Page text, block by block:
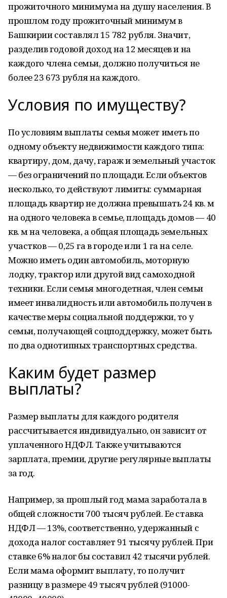
прожиточного минимума на душу населения. В
прошлом году прожиточный минимум в
Башкирии составлял 15 782 рубля. Значит,
разделив годовой доход на 12 месяцев и на
каждого члена семьи, должно получиться не
более 23 673 рубля на каждого.
Условия по имуществу?
По условиям выплаты семья может иметь по
одному объекту недвижимости каждого типа:
квартиру, дом, дачу, гараж и земельный участок
— без ограничений по площади. Если объектов
несколько, то действуют лимиты: суммарная
площадь квартир не должна превышать 24 кв. м
на одного человека в семье, площадь домов — 40
кв. м на человека, а общая площадь земельных
участков — 0,25 га в городе или 1 га на селе.
Можно иметь один автомобиль, моторную
лодку, трактор или другой вид самоходной
техники. Если семья многодетная, член семьи
имеет инвалидность или автомобиль получен в
качестве меры социальной поддержки, то у
семьи, получающей соцподдержку, может быть
по два однотипных транспортных средства.
Каким будет размер
выплаты?
Размер выплаты для каждого родителя
рассчитывается индивидуально, он зависит от
уплаченного НДФЛ. Также учитываются
зарплата, премии, другие регулярные выплаты
за год.
Например, за прошлый год мама заработала в
общей сложности 700 тысяч рублей. Ее ставка
НДФЛ — 13%, соответственно, удержанный с
дохода налог составляет 91 тысячу рублей. При
ставке 6% налог бы составил 42 тысячи рублей.
Если мама оформит выплату, то получит
разницу в размере 49 тысяч рублей (91000-